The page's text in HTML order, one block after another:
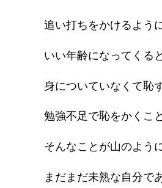
追い打ちをかけるよう
いい年齢になってくると
身についていなくて恥
勉強不足で恥をかくこと
そんなことが山のよう
まだまだ未熟な自分で